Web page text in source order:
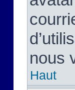
nous
Haut